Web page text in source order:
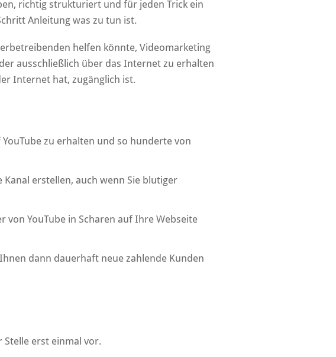
richtig strukturiert und für jeden Trick ein
Anleitung was zu tun ist.
helfen könnte, Videomarketing
ausschließlich über das Internet zu erhalten
Internet hat, zugänglich ist.
zu erhalten und so hunderte von
erstellen, auch wenn Sie blutiger
von YouTube in Scharen auf Ihre Webseite
dann dauerhaft neue zahlende Kunden
Stelle erst einmal vor.